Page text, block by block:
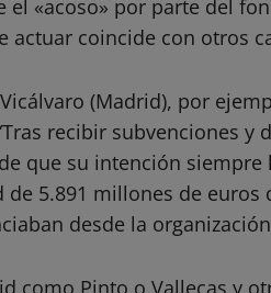
el «acoso» por parte del
coincide con otros
(Madrid), por
recibir subvenciones
que su intención
de 5.891 millones de
desde la
como Pinto o Vallecas y